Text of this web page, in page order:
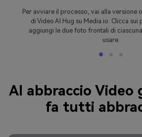
Per avviare il processo, vai alla versione
di Video AI Hug su Media.io. Clicca sui
aggiungi le due foto frontali di
usare.
AI abbraccio Video
fa tutti